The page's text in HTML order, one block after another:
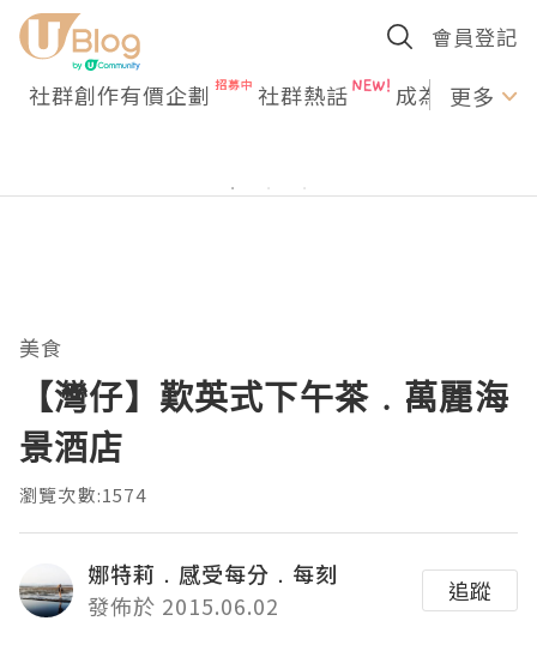
會員登記
社群創作有價企劃 社群熱話 成為U更多
美食
【灣仔】歎英式下午茶﹒萬麗海
景酒店
瀏覽次數:1574
娜特莉﹒感受每分﹒每刻
發佈於 2015.06.02
追蹤